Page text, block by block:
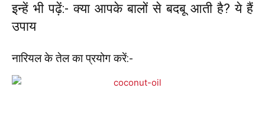
इन्हें भी पढ़ें:- क्या आपके बालों से बदबू आती है? ये हैं
उपाय
नारियल के तेल का प्रयोग करें:-